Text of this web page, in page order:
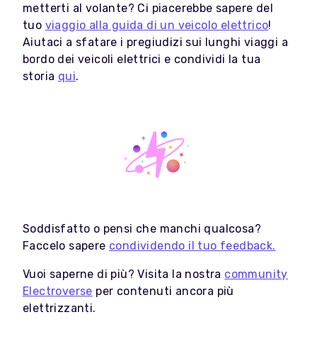
metterti al volante? Ci piacerebbe sapere del
tuo viaggio alla guida di un veicolo elettrico!
Aiutaci a sfatare i pregiudizi sui lunghi viaggi a
bordo dei veicoli elettrici e condividi la tua
storia qui.
Soddisfatto o pensi che manchi qualcosa?
Faccelo sapere condividendo il tuo feedback.
Vuoi saperne di più? Visita la nostra community
Electroverse per contenuti ancora più
elettrizzanti.